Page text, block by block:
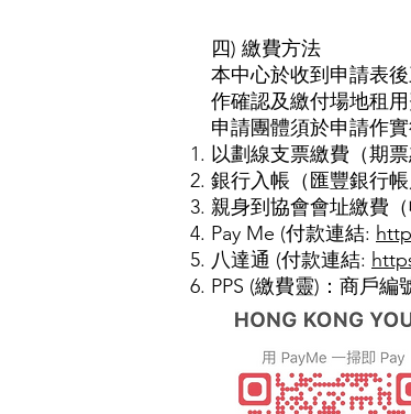
四) 繳費方法
本中心於收到申請表
作確認及繳付場地租用
申請團體須於申請作
以劃線支票繳費（期
銀行入帳（匯豐銀行帳
親身到協會會址繳費
Pay Me (付款連結:
八達通 (付款連結:
PPS (繳費靈)：商戶編